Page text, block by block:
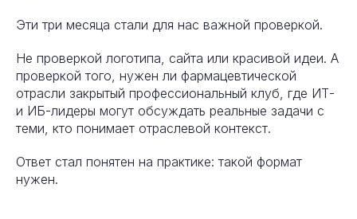
Эти три месяца стали для нас важной проверкой.
Не проверкой логотипа, сайта или красивой идеи. А
проверкой того, нужен ли фармацевтической
отрасли закрытый профессиональный клуб, где ИТ-
и ИБ-лидеры могут обсуждать реальные задачи с
теми, кто понимает отраслевой контекст.
Ответ стал понятен на практике: такой формат
нужен.